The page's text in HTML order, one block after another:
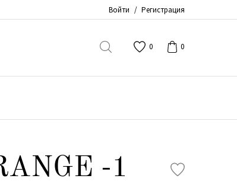
Войти / Регистрация
0 0
-1